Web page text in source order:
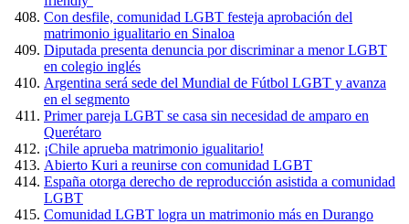
Con desfile, comunidad LGBT festeja aprobación del
matrimonio igualitario en Sinaloa
Diputada presenta denuncia por discriminar a menor LGBT
en colegio inglés
Argentina será sede del Mundial de Fútbol LGBT y avanza
en el segmento
Primer pareja LGBT se casa sin necesidad de amparo en
Querétaro
¡Chile aprueba matrimonio igualitario!
Abierto Kuri a reunirse con comunidad LGBT
España otorga derecho de reproducción asistida a comunidad
LGBT
Comunidad LGBT logra un matrimonio más en Durango